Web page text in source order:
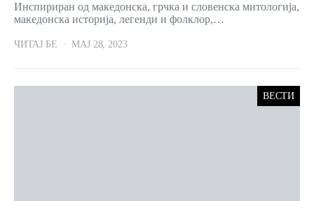
Инспириран од македонска, грчка и словенска митологија,
македонска историја, легенди и фолклор,…
ЧИТАЈ БЕ МАЈ 28, 2023
ВЕСТИ